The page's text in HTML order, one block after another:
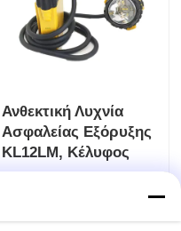
Ανθεκτική Λυχνία
Ασφαλείας Εξόρυξης
KL12LM, Κέλυφος
ABS, Φωτιστικό